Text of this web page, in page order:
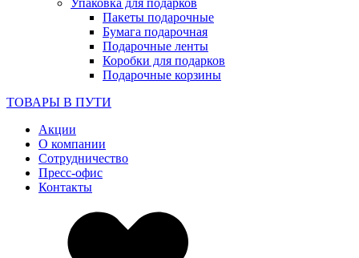
Пакеты подарочные
Бумага подарочная
Подарочные ленты
Коробки для подарков
Подарочные корзины
ТОВАРЫ В ПУТИ
Акции
О компании
Сотрудничество
Пресс-офис
Контакты